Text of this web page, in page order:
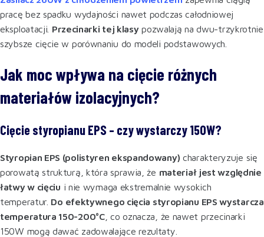
pracę bez spadku wydajności nawet podczas całodniowej
eksploatacji. Przecinarki tej klasypozwalają na dwu-trzykrotnie
szybsze cięcie w porównaniu do modeli podstawowych.
Jak moc wpływa na cięcie różnych
materiałów izolacyjnych?
Cięcie styropianu EPS – czy wystarczy 150W?
Styropian EPS (polistyren ekspandowany) charakteryzuje się
porowatą strukturą, która sprawia, że materiał jest względnie
łatwy w cięciu i nie wymaga ekstremalnie wysokich
temperatur. Do efektywnego cięcia styropianu EPS wystarcza
temperatura 150-200°C, co oznacza, że nawet przecinarki
150W mogą dawać zadowalające rezultaty.